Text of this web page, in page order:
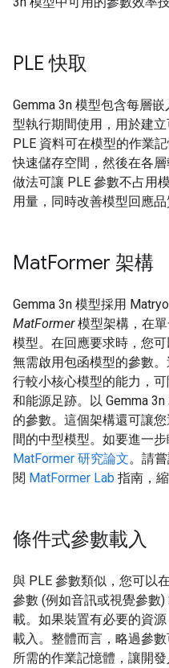
PLE 快取
Gemma 3n 模型包含每層
型執行期間使用，用於建立
PLE 資料可在模型的作業
快速儲存空間，然後在各
做法可讓 PLE 參數不占用
用量，同時改善模型回應品
MatFormer 架構
Gemma 3n 模型採用
MatFormer模型架構，在
模型。在回應要求時，您
無需啟用包函模型的參數
行較小核心模型的能力，
和能源足跡。以 Gemma
的參數。這個架構還可讓
間的中型模型。如要進一
MatFormer 研究論文。請
閱 MatFormer Lab 指南，
條件式參數載入
與 PLE 參數類似，您可以
參數 (例如音訊或視覺參數
載。如果裝置有必要的資
載入。整體而言，略過參
所需的作業記憶體，讓開